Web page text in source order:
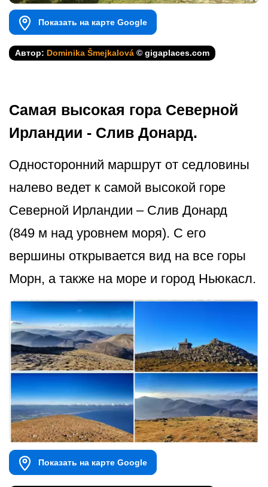
Показать на карте Google
Автор: Dominika Šmejkalová © gigaplaces.com
Самая высокая гора Северной
Ирландии - Слив Донард.
Односторонний маршрут от седловины
налево ведет к самой высокой горе
Северной Ирландии – Слив Донард
(849 м над уровнем моря). С его
вершины открывается вид на все горы
Морн, а также на море и город Ньюкасл.
Показать на карте Google